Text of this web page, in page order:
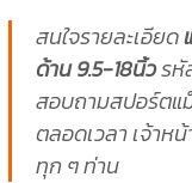
สนใจรายละเอียด
ด้าน 9.5-18นิ้วรหั
สอบถามสปอร์ตแ
ตลอดเวลา เจ้า
ทุก ๆ ท่าน